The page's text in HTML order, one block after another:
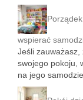
wspierać
Jeśli
swojego pokoju,
na jego